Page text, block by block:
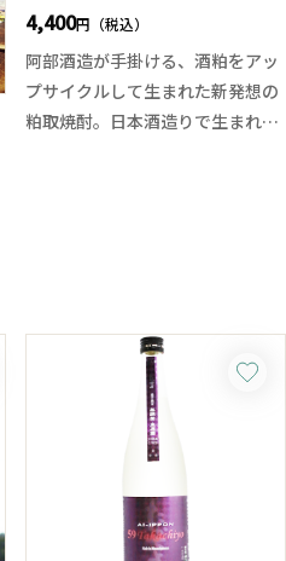
4,400円（税込）
阿部酒造が手掛ける、酒粕をアッ
プサイクルして生まれた新発想の
粕取焼酎。日本酒造りで生まれる
やお湯割りでは普段より少ない量
でも豊かな香りと味わいを楽しめ
ます。口当たりは驚くほどなめら
かで、後からふわりと広がる清酒
らしい余韻が心地よい一本です。
肥料として再利用し、そのお米か
ら再び酒を醸す循環型の酒造りを